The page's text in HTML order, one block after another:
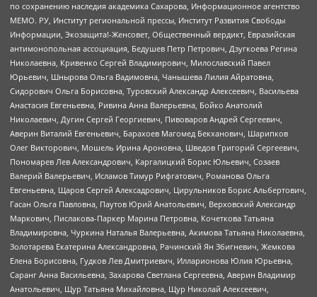
по сохранению наследия академика Сахарова, Информационное агентство
МЕМО. РУ, Институт региональной прессы, Институт Развития Свободы
Информации, Экозащита!-Женсовет, Общественный вердикт, Евразийская
антимонопольная ассоциация, Бедушев Петр Петрович, Дзугкоева Регина
Николаевна, Кривенко Сергей Владимирович, Милославский Павел
Юрьевич, Шнырова Ольга Вадимовна, Чанышева Лилия Айратовна,
Сидорович Ольга Борисовна, Туровский Александр Алексеевич, Васильева
Анастасия Евгеньевна, Ривина Анна Валерьевна, Бойко Анатолий
Николаевич, Дугин Сергей Георгиевич, Пивоваров Андрей Сергеевич,
Аверин Виталий Евгеньевич, Барахоев Магомед Бекханович, Шарипков
Олег Викторович, Мошель Ирина Ароновна, Шведов Григорий Сергеевич,
Пономарев Лев Александрович, Каргалицкий Борис Юльевич, Созаев
Валерий Валерьевич, Исламов Тимур Рифгатович, Романова Ольга
Евгеньевна, Щаров Сергей Алексадрович, Цирульников Борис Альбертович,
Гасан Ольга Павловна, Паутов Юрий Анатольевич, Верховский Александр
Маркович, Пислакова-Паркер Марина Петровна, Кочеткова Татьяна
Владимировна, Чуркина Наталья Валерьевна, Акимова Татьяна Николаевна,
Золотарева Екатерина Александровна, Рачинский Ян Збигневич, Жемкова
Елена Борисовна, Гудков Лев Дмитриевич, Илларионова Юлия Юрьевна,
Саранг Анна Васильевна, Захарова Светлана Сергеевна, Аверин Владимир
Анатольевич, Щур Татьяна Михайловна, Щур Николай Алексеевич,